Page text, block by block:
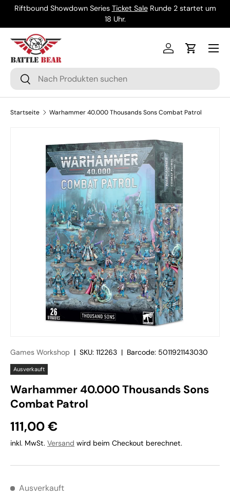
Riftbound Showdown Series Ticket SaleRunde 2 startet um
18 Uhr.
Suchen
Suchen
Einloggen
Menü
Startseite Warhammer 40.000 Thousands Sons Combat Patrol
Games Workshop | SKU: 112263 | Barcode: 5011921143030
Ausverkauft
Warhammer 40.000 Thousands Sons
Combat Patrol
111,00 €
inkl. MwSt. Versand wird beim Checkout berechnet.
Ausverkauft